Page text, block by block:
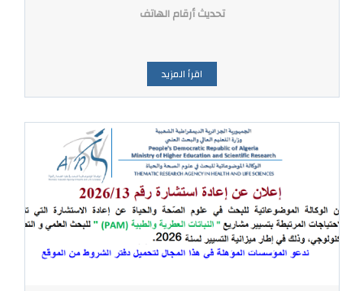
تحديث أرقام الهاتف
اقرأ المزيد